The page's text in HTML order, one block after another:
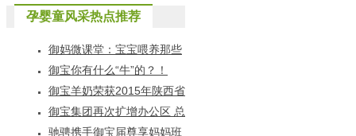
孕婴童风采热点推荐
御妈微课堂：宝宝喂养那些
事之不喝奶粉丨御宝羊奶
御宝你有什么“牛”的？！
御宝羊奶荣获2015年陕西省
乳品安全生产协会表彰
御宝集团再次扩增办公区 总
部乔迁之喜！
驰骋携手御宝届尊享妈妈班